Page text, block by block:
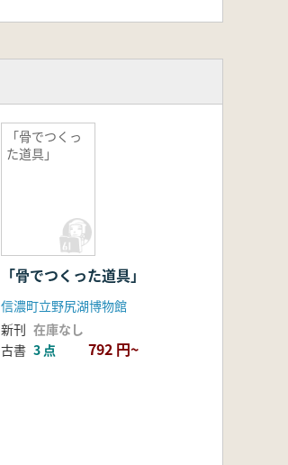
「骨でつくっ
た道具」
「骨でつくった道具」
信濃町立野尻湖博物館
新刊 在庫なし
古書 3 点 792 円~